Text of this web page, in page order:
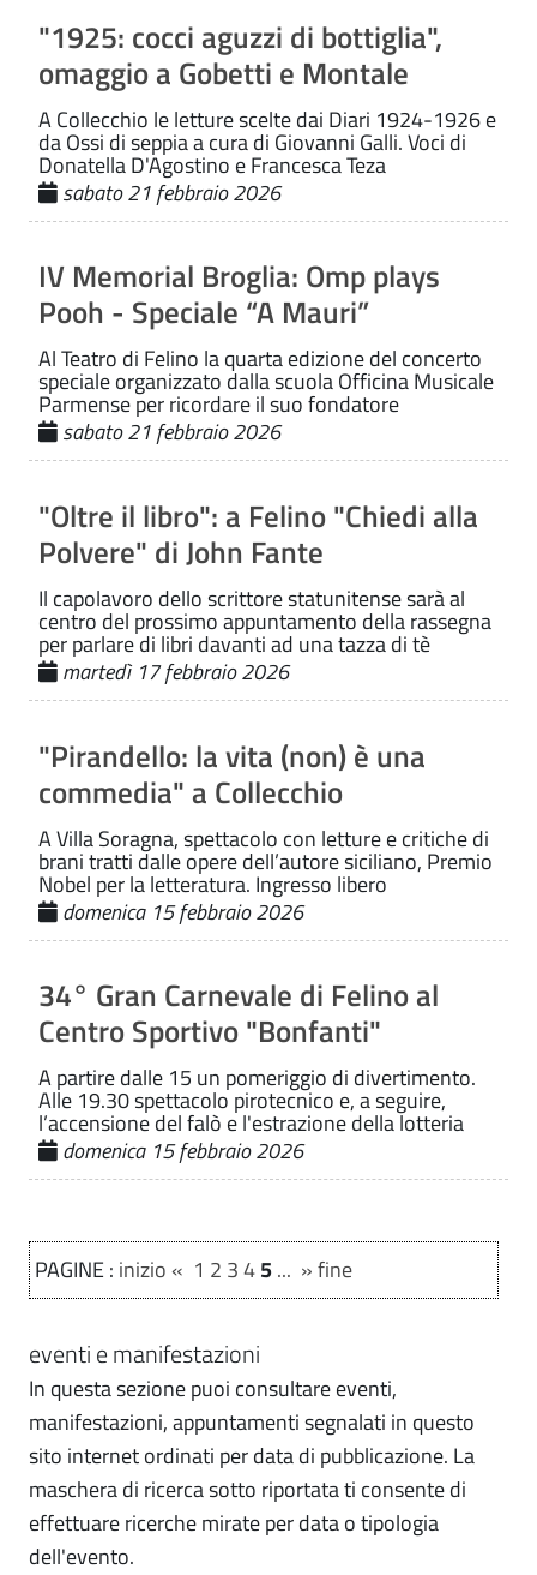
"1925: cocci aguzzi di bottiglia",
omaggio a Gobetti e Montale
A Collecchio le letture scelte dai Diari 1924-1926 e
da Ossi di seppia a cura di Giovanni Galli. Voci di
Donatella D'Agostino e Francesca Teza
sabato 21 febbraio 2026
IV Memorial Broglia: Omp plays
Pooh - Speciale “A Mauri”
Al Teatro di Felino la quarta edizione del concerto
speciale organizzato dalla scuola Officina Musicale
Parmense per ricordare il suo fondatore
sabato 21 febbraio 2026
"Oltre il libro": a Felino "Chiedi alla
Polvere" di John Fante
Il capolavoro dello scrittore statunitense sarà al
centro del prossimo appuntamento della rassegna
per parlare di libri davanti ad una tazza di tè
martedì 17 febbraio 2026
"Pirandello: la vita (non) è una
commedia" a Collecchio
A Villa Soragna, spettacolo con letture e critiche di
brani tratti dalle opere dell’autore siciliano, Premio
Nobel per la letteratura. Ingresso libero
domenica 15 febbraio 2026
34° Gran Carnevale di Felino al
Centro Sportivo "Bonfanti"
A partire dalle 15 un pomeriggio di divertimento.
Alle 19.30 spettacolo pirotecnico e, a seguire,
l’accensione del falò e l'estrazione della lotteria
domenica 15 febbraio 2026
PAGINE : inizio« 1 2 345... »fine
eventi e manifestazioni
In questa sezione puoi consultare eventi,
manifestazioni, appuntamenti segnalati in questo
sito internet ordinati per data di pubblicazione. La
maschera di ricerca sotto riportata ti consente di
effettuare ricerche mirate per data o tipologia
dell'evento.